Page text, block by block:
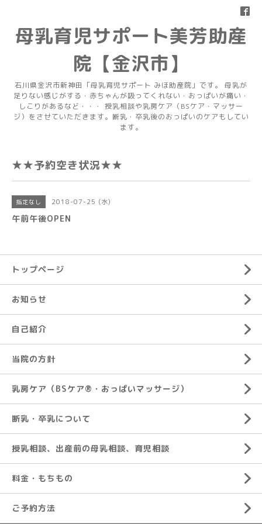
母乳育児サポート美芳助産
院【金沢市】
石川県金沢市新神田「母乳育児サポート みほ助産院」です。 母乳が
足りない感じがする・赤ちゃんが吸ってくれない・おっぱいが痛い・
しこりがあるなど・・・ 授乳相談や乳房ケア（BSケア・マッサー
ジ）をさせていただきます。断乳・卒乳後のおっぱいのケアもしてい
ます。
★★予約空き状況★★
指定なし 2018-07-25 (水)
午前午後OPEN
トップページ
お知らせ
自己紹介
当院の方針
乳房ケア（BSケア®︎・おっぱいマッサージ）
断乳・卒乳について
授乳相談、出産前の母乳相談、育児相談
料金・もちもの
ご予約方法